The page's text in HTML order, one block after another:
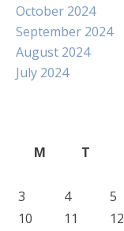
October 2024
September 2024
August 2024
July 2024
M
T
3
4 5
10
11 12